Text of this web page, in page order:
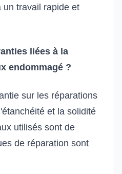
un travail rapide et
liées à la
endommagé ?
sur les réparations
et la solidité
utilisés sont de
de réparation sont